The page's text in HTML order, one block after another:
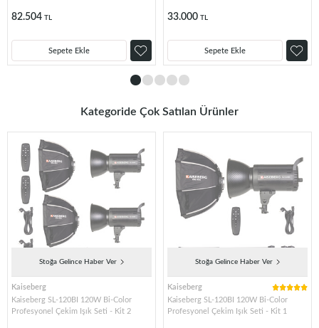
82.504 TL
Sepete Ekle
33.000 TL
Sepete Ekle
Kategoride Çok Satılan Ürünler
Stoğa Gelince Haber Ver
Kaiseberg
Kaiseberg SL-120BI 120W Bi-Color
Profesyonel Çekim Işık Seti - Kit 2
Stoğa Gelince Haber Ver
Kaiseberg
Kaiseberg SL-120BI 120W Bi-Color
Profesyonel Çekim Işık Seti - Kit 1